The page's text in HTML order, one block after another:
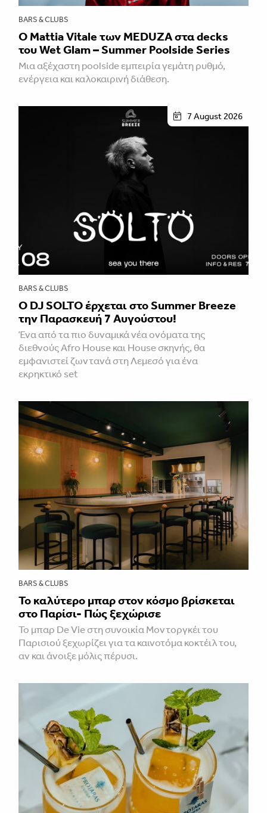
BARS & CLUBS
Ο Mattia Vitale των MEDUZA στα decks
του Wet Glam – Summer Poolside Series
Mια αξέχαστη poolside εμπειρία γεμάτη ρυθμό,
ενέργεια και καλοκαιρινή διάθεση.
7 August 2026
BARS & CLUBS
Ο DJ SOLTO έρχεται στο Summer Breeze
την Παρασκευή 7 Αυγούστου!
Ένα από τα πιο δυναμικά νέα ονόματα της
διεθνούς Afro House και House σκηνής, θα
εμφανιστεί ζωντανά στη Λεμεσό για ένα
εκρηκτικό set
BARS & CLUBS
Το καλύτερο μπαρ στον κόσμο βρίσκεται
στο Παρίσι- Πώς ξεχώρισε
Το μπαρ De Vie στη συνοικία Μοντοργκέι του
Παρισιού ξεχωρίζει για τα καινοτόμα κοκτέιλ του,
αν και άνοιξε μόλις πέρυσι.